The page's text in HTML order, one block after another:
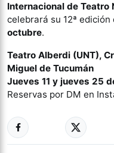
Internacional de Teatro
celebrará su 12ª edición
octubre.
Teatro Alberdi (UNT),
Miguel de Tucumán
Jueves 11 y jueves 25
Reservas por DM en